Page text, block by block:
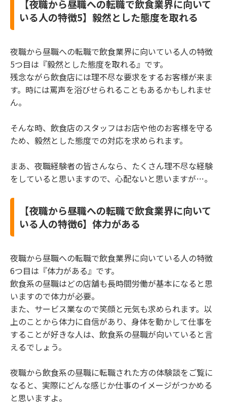
【夜職から昼職への転職で飲食業界に向いて
いる人の特徴5】毅然とした態度を取れる
夜職から昼職への転職で飲食業界に向いている人の特徴
5つ目は『毅然とした態度を取れる』です。
残念ながら飲食店には理不尽な要求をするお客様が来ま
す。時には罵声を浴びせられることもあるかもしれませ
ん。
そんな時、飲食店のスタッフはお店や他のお客様を守る
ため、毅然とした態度での対応を求められます。
まあ、夜職経験者の皆さんなら、たくさん理不尽な経験
をしていると思いますので、心配ないと思いますが…。
【夜職から昼職への転職で飲食業界に向いて
いる人の特徴6】体力がある
夜職から昼職への転職で飲食業界に向いている人の特徴
6つ目は『体力がある』です。
飲食系の昼職はどの店舗も長時間労働が基本になると思
いますので体力が必要。
また、サービス業なので笑顔と元気も求められます。以
上のことから体力に自信があり、身体を動かして仕事を
することが好きな人は、飲食系の昼職が向いていると言
えるでしょう。
夜職から飲食系の昼職に転職された方の体験談をご覧に
なると、実際にどんな感じか仕事のイメージがつかめる
と思いますよ。